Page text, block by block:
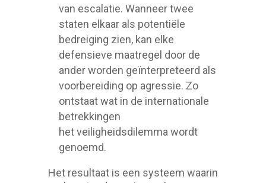
van escalatie. Wanneer twee
staten elkaar als potentiële
bedreiging zien, kan elke
defensieve maatregel door de
ander worden geïnterpreteerd als
voorbereiding op agressie. Zo
ontstaat wat in de internationale
betrekkingen
het veiligheidsdilemma wordt
genoemd.
Het resultaat is een systeem waarin